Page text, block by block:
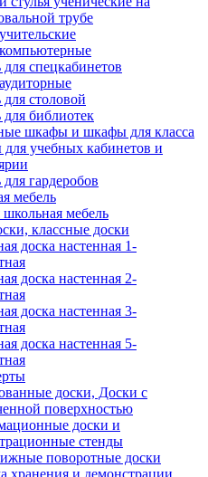
трубе
спецкабинетов
столовой
библиотек
шкафы и шкафы для класса
учебных кабинетов и
гардеробов
мебель
мебель
классные доски
доска настенная 1-
доска настенная 2-
доска настенная 3-
доска настенная 5-
доски, Доски с
поверхностью
доски и
стенды
поворотные доски